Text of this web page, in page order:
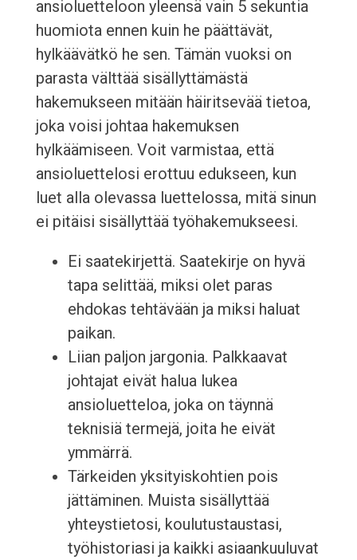
ansioluetteloon yleensä vain 5 sekuntia
huomiota ennen kuin he päättävät,
hylkäävätkö he sen. Tämän vuoksi on
parasta välttää sisällyttämästä
hakemukseen mitään häiritsevää tietoa,
joka voisi johtaa hakemuksen
hylkäämiseen. Voit varmistaa, että
ansioluettelosi erottuu edukseen, kun
luet alla olevassa luettelossa, mitä sinun
ei pitäisi sisällyttää työhakemukseesi.
Ei saatekirjettä. Saatekirje on hyvä
tapa selittää, miksi olet paras
ehdokas tehtävään ja miksi haluat
paikan.
Liian paljon jargonia. Palkkaavat
johtajat eivät halua lukea
ansioluetteloa, joka on täynnä
teknisiä termejä, joita he eivät
ymmärrä.
Tärkeiden yksityiskohtien pois
jättäminen. Muista sisällyttää
yhteystietosi, koulutustaustasi,
työhistoriasi ja kaikki asiaankuuluvat